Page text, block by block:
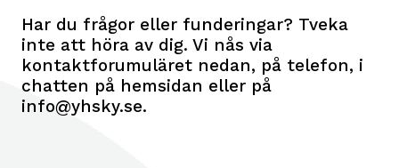
Har du frågor eller funderingar? Tveka
inte att höra av dig. Vi nås via
kontaktforumuläret nedan, på telefon, i
chatten på hemsidan eller på
info@yhsky.se.